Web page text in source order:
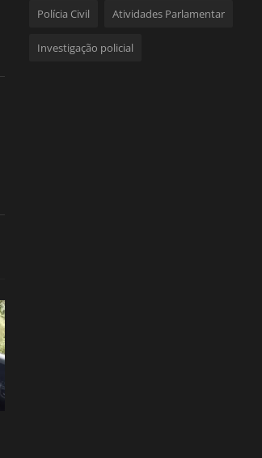
Polícia Civil Atividades Parlamentar
Investigação policial